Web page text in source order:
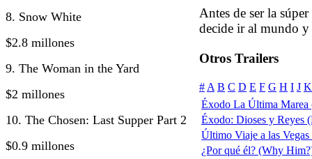
8. Snow White
$2.8 millones
9. The Woman in the Yard
$2 millones
10. The Chosen: Last Supper Part 2
$0.9 millones
Antes de ser la
decide ir al mundo
Otros Trailers
# A B C D E F G H I J K
Éxodo La Última Marea
Éxodo: Dioses y Reyes
Último Viaje a las Vegas
¿Por qué él? (Why